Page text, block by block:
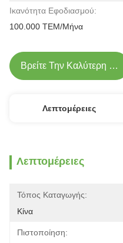
Ικανότητα Εφοδιασμού:
100.000 ΤΕΜ/Μήνα
Βρείτε Την Καλύτερη Τιμή
Λεπτομέρειες
Λεπτομέρειες
Τόπος Καταγωγής:
Κίνα
Πιστοποίηση: